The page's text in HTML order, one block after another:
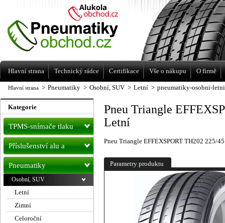
Hlavní strana > Pneumatiky > Osobní, SUV > Letní > pneumatiky-osobni-
Pneu Triangle
Letní
Pneu Triangle EFFEXSPORT TH202 225/
Parametry produktu
Kategorie
TPMS-snímače tlaku
Příslušenství alu a
pneu
Pneumatiky
Osobní, SUV
Letní
Zimní
Celoroční
Levné pneumatiky letní, zimní, Alu kola
a litá kola Racing Line
Hlavní strana Technický rádce Certifikace Vše o nákupu O firmě